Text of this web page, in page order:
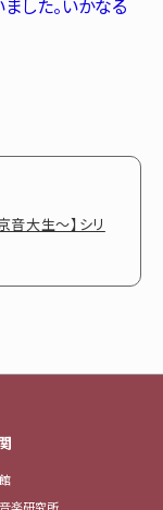
した。いかなる
音大生～】シリ